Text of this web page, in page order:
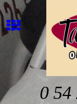
0 54